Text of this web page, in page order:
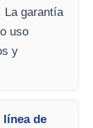
La garantía
uso
y
de